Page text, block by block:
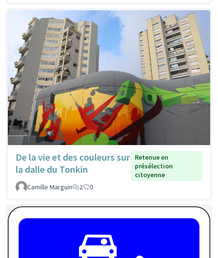
De la vie et des couleurs sur
la dalle du Tonkin
Retenue en
présélection
citoyenne
Camille Marguin
2 0